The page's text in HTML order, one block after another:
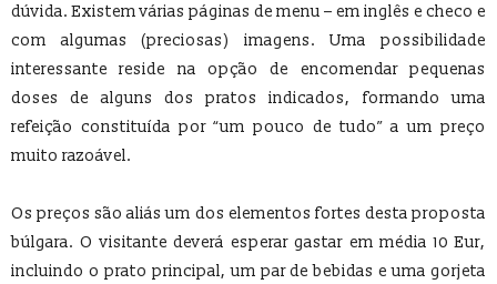
dúvida. Existem várias páginas de menu – em inglês e checo e
com algumas (preciosas) imagens. Uma possibilidade
interessante reside na opção de encomendar pequenas
doses de alguns dos pratos indicados, formando uma
refeição constituída por “um pouco de tudo” a um preço
muito razoável.
Os preços são aliás um dos elementos fortes desta proposta
búlgara. O visitante deverá esperar gastar em média 10 Eur,
incluindo o prato principal, um par de bebidas e uma gorjeta